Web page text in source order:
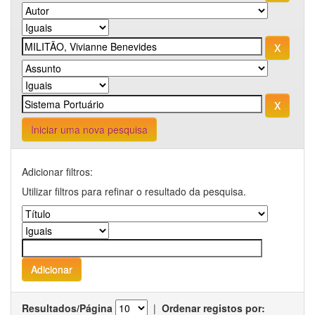
Iniciar uma nova pesquisa
Adicionar filtros:
Utilizar filtros para refinar o resultado da pesquisa.
Resultados/Página | Ordenar registos por: